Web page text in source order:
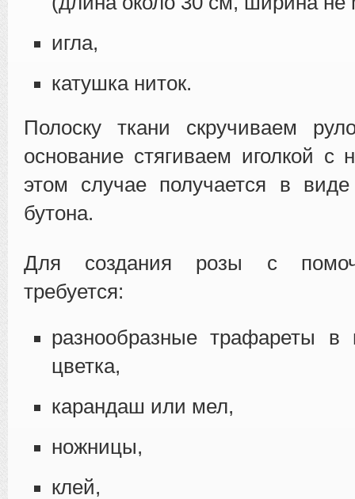
игла,
катушка ниток.
Полоску ткани скручиваем
основание стягиваем иголкой с
этом случае получается в виде
бутона.
Для создания розы с
требуется:
разнообразные трафареты в
цветка,
карандаш или мел,
ножницы,
клей,